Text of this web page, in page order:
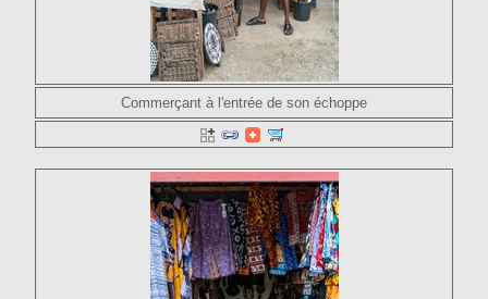
Commerçant à l'entrée de son échoppe